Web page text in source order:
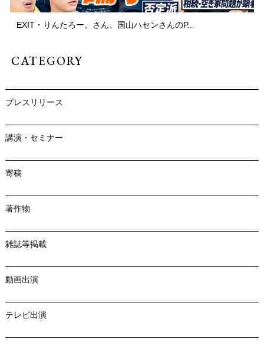
EXIT・りんたろー。さん、国山ハセンさんのP...
CATEGORY
プレスリリース
講演・セミナー
寄稿
著作物
雑誌等掲載
動画出演
テレビ出演